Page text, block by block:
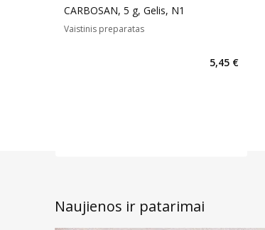
CARBOSAN, 5 g, Gelis, N1
Vaistinis preparatas
5,45 €
Naujienos ir patarimai